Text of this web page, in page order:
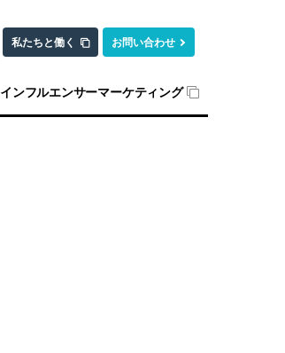
私たちと働く お問い合わせ
インフルエンサーマーケティング